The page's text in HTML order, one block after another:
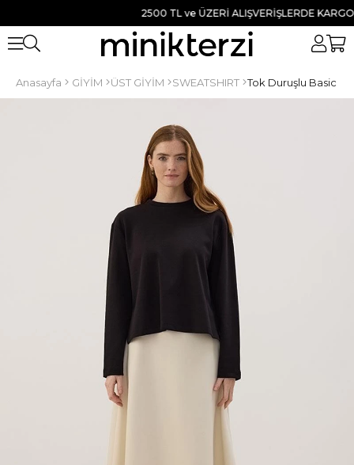
2500 TL ve ÜZERİ ALIŞVERİŞLERDE KARGO
Anasayfa GİYİM ÜST GİYİM SWEATSHIRT Tok Duruşlu Basic